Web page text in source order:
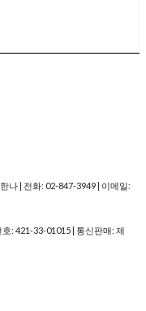
나 | 전화: 02-847-3949 | 이메일:
호: 421-33-01015 | 통신판매: 제